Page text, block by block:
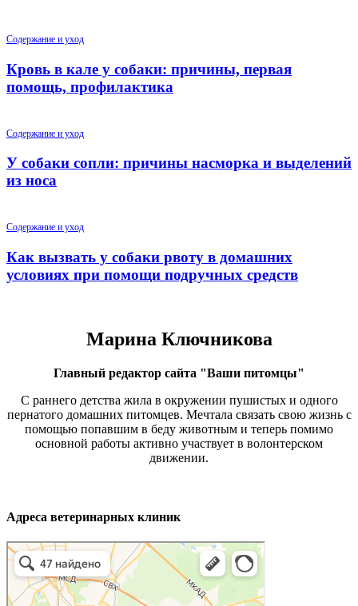
Содержание и уход
Кровь в кале у собаки: причины, первая
помощь, профилактика
Содержание и уход
У собаки сопли: причины насморка и выделений
из носа
Содержание и уход
Как вызвать у собаки рвоту в домашних
условиях при помощи подручных средств
Марина Ключникова
Главный редактор сайта "Ваши питомцы"
С раннего детства жила в окружении пушистых и одного
пернатого домашних питомцев. Мечтала связать свою жизнь с
помощью попавшим в беду животным и теперь помимо
основной работы активно участвует в волонтерском
движении.
Адреса ветеринарных клиник